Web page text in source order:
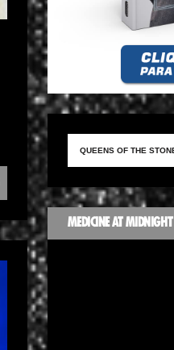
MEDICINE AT MIDNIGHT